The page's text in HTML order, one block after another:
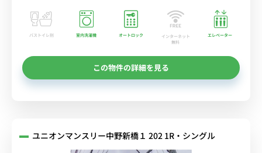
バストイレ別 室内洗濯機 オートロック
インターネット
無料
エレベーター
この物件の詳細を見る
ユニオンマンスリー中野新橋１ 202 1R・シングル